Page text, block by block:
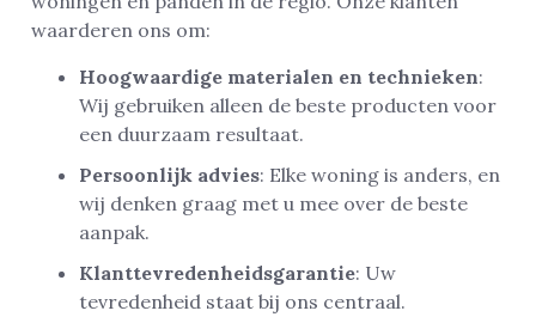
waarderen ons om:
Hoogwaardige materialen en technieken:
Wij gebruiken alleen de beste producten voor
een duurzaam resultaat.
Persoonlijk advies: Elke woning is anders, en
wij denken graag met u mee over de beste
aanpak.
Klanttevredenheidsgarantie: Uw
tevredenheid staat bij ons centraal.